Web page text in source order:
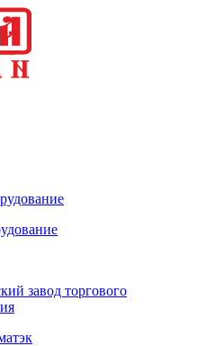
завод торгового